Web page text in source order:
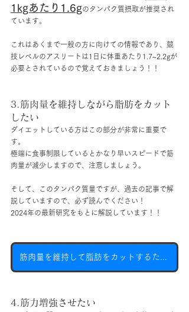
1kgあたり1.6gのタンパク質摂取が推奨され
ています。
これはあくまで一般の方に向けての情報であり、競
技レベルのアスリートは1日に体重あたり1.7~2.2gが
必要とされているので覚えておきましょう！！
3.筋肉量を維持しながら脂肪をカット
したい
ダイエットしている方はこの部分が非常に重要で
す。
極端に食事制限しているとかなり早いスピードで筋
肉量が減少しますので、注意しましょう。
そして、このタンパク質量ですが、過去の記事で解
説していますので、必ず読んでください！
2024年の最新研究をもとに解説しています！！
筋肉量を維持して脂肪をカットするためのタンパク質量とは？
4.筋力増強させたい